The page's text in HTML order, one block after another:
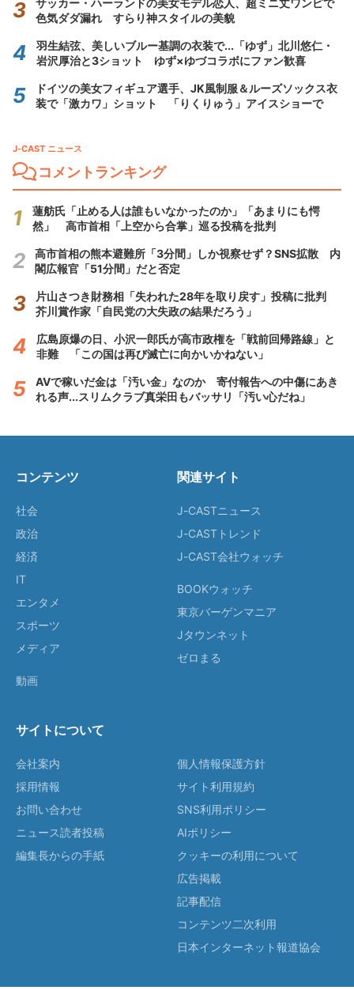
色気ダダ漏れ すらり神スタイルの美貌
羽生結弦、美しいブルー基調の衣装で...「ゆず」北川悠仁・
岩沢厚治と3ショット ゆず×ゆづコラボにファン歓喜
ドイツの美女フィギュア選手、JK風制服＆ルーズソックス衣
装で「激カワ」ショット 「りくりゅう」アイスショーで
J-CAST ニュース
コメントランキング
蓮舫氏「止める人は誰もいなかったのか」「あまりにも愕
然」 高市首相「上空から合掌」巡る投稿を批判
高市首相の熊本避難所「3分間」しか視察せず？SNS拡散 内
閣広報官「51分間」だと否定
片山さつき財務相「失われた28年を取り戻す」投稿に批判
芥川賞作家「自民党の大失政の結果だろう」
広島原爆の日、小沢一郎氏が高市政権を「戦前回帰路線」と
非難 「この国は再び滅亡に向かいかねない」
AVで稼いだ金は「汚い金」なのか 寄付報告への中傷にあき
れる声...スリムクラブ真栄田もバッサリ「汚い心だね」
コンテンツ
社会
政治
経済
IT
エンタメ
スポーツ
メディア
動画
関連サイト
J-CASTニュース
J-CASTトレンド
J-CAST会社ウォッチ
BOOKウォッチ
東京バーゲンマニア
Jタウンネット
ゼロまる
サイトについて
会社案内
採用情報
お問い合わせ
ニュース読者投稿
編集長からの手紙
個人情報保護方針
サイト利用規約
SNS利用ポリシー
AIポリシー
クッキーの利用について
広告掲載
記事配信
コンテンツ二次利用
日本インターネット報道協会